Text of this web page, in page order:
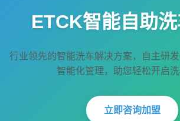
ETCK智能自助
行业领先的智能洗车解决方案，自主研
智能化管理，助您轻松开启
立即咨询加盟